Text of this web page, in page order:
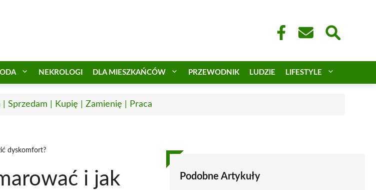
NEKROLOGI DLA MIESZKAŃCÓW PRZEWODNIK LUDZIE LIFESTYLE
| Sprzedam | Kupię | Zamienię | Praca
dyskomfort?
i jak
Podobne Artykuły